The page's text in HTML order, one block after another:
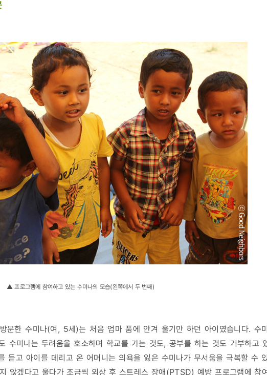
▲ 프로그램에 참여하고 있는 수미나의 모습(왼쪽에서 두 번째)
문한 수미나(여, 5세)는 처음 엄마 품에 안겨 울기만 하던 아이였습니다. 수
수미나는 두려움을 호소하며 학교를 가는 것도, 공부를 하는 것도 거부하고
듣고 아이를 데리고 온 어머니는 의욕을 잃은 수미나가 무서움을 극복할 수
않겠다고 울다가 조금씩 외상 후 스트레스 장애(PTSD) 예방 프로그램에 참